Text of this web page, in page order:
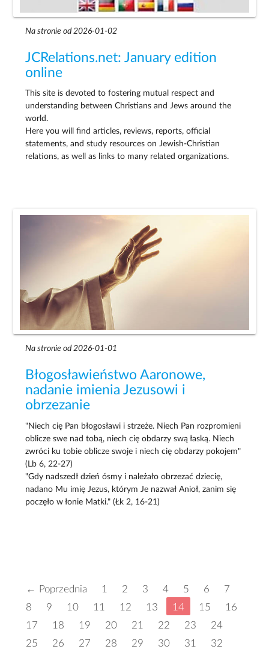
Na stronie od 2026-01-02
JCRelations.net: January edition
online
This site is devoted to fostering mutual respect and
understanding between Christians and Jews around the
world.
Here you will find articles, reviews, reports, official
statements, and study resources on Jewish-Christian
relations, as well as links to many related organizations.
Na stronie od 2026-01-01
Błogosławieństwo Aaronowe,
nadanie imienia Jezusowi i
obrzezanie
"Niech cię Pan błogosławi i strzeże. Niech Pan rozpromieni
oblicze swe nad tobą, niech cię obdarzy swą łaską. Niech
zwróci ku tobie oblicze swoje i niech cię obdarzy pokojem"
(Lb 6, 22-27)
"Gdy nadszedł dzień ósmy i należało obrzezać dziecię,
nadano Mu imię Jezus, którym Je nazwał Anioł, zanim się
poczęło w łonie Matki." (Łk 2, 16-21)
← Poprzednia 1 2 3 4 5 6
7
8
9 10 11 12 13 14 15
16
17
18 19 20 21 22 23
24
25
26 27 28 29 30 31
32